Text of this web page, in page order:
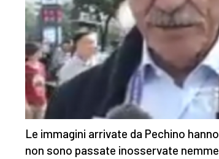
Le immagini arrivate da Pechino
non sono passate inosservate